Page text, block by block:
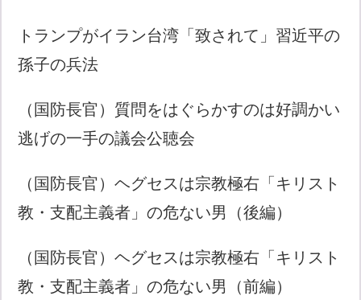
トランプがイラン台湾「致されて」習近平の
孫子の兵法
（国防長官）質問をはぐらかすのは好調かい
逃げの一手の議会公聴会
（国防長官）ヘグセスは宗教極右「キリスト
教・支配主義者」の危ない男（後編）
（国防長官）ヘグセスは宗教極右「キリスト
教・支配主義者」の危ない男（前編）